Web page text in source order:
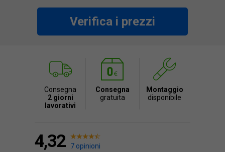
Verifica i prezzi
Consegna
2 giorni
lavorativi
Consegna
gratuita
Montaggio
disponibile
4,32 7 opinioni